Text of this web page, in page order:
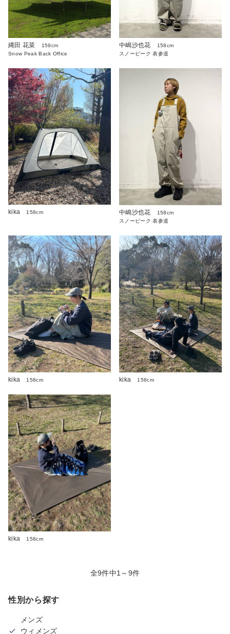
縄田 花菜
159cm
Snow Peak Back Office
中嶋沙也花
158cm
スノーピーク 表参道
kika 158cm 中嶋沙也花
158cm
スノーピーク 表参道
kika 158cm kika 158cm
kika 158cm
全9件中1～9件
性別から探す
メンズ
ウィメンズ